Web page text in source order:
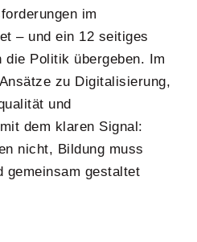
im
– und ein 12 seitiges
Politik übergeben. Im
zu Digitalisierung,
und
dem klaren Signal:
nicht, Bildung muss
gemeinsam gestaltet